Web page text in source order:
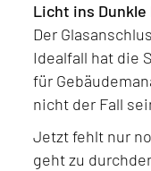
Licht ins
Der
Idealfall hat die
für
nicht der Fall
Jetzt fehlt nur
geht zu